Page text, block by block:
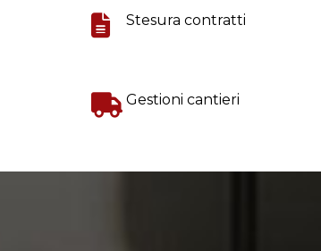
Stesura contratti
Gestioni cantieri